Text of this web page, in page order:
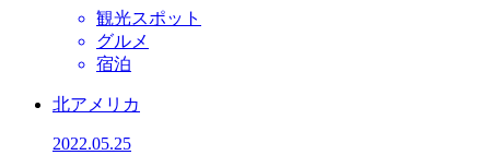
観光スポット
グルメ
宿泊
北アメリカ
2022.05.25